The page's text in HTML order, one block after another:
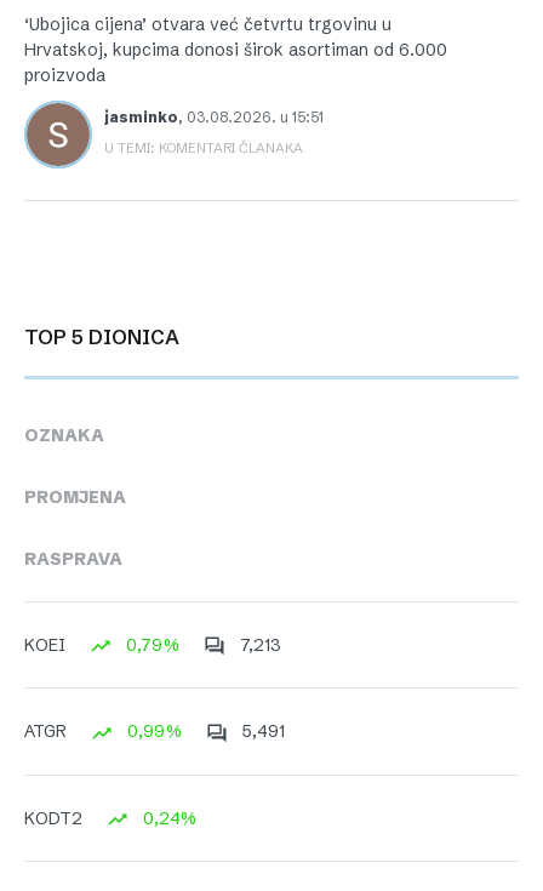
‘Ubojica cijena’ otvara već četvrtu trgovinu u
Hrvatskoj, kupcima donosi širok asortiman od 6.000
proizvoda
jasminko, 03.08.2026. u 15:51
U TEMI: KOMENTARI ČLANAKA
TOP 5 DIONICA
OZNAKA
PROMJENA
RASPRAVA
KOEI 0,79% 7,213
ATGR 0,99% 5,491
KODT2 0,24%